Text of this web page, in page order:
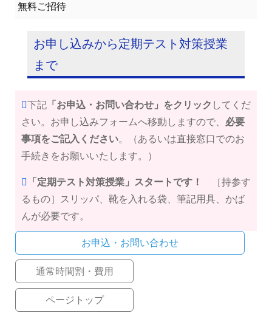
無料ご招待
お申し込みから定期テスト対策授業
まで
下記 「お申込・お問い合わせ」をクリック してくだ
さい。お申し込みフォームへ移動しますので、 必要
事項をご記入ください。（あるいは直接窓口でのお
手続きをお願いいたします。）
「定期テスト対策授業」スタートです！
［持参す
るもの］スリッパ、靴を入れる袋、筆記用具、かば
んが必要です。
お申込・お問い合わせ
通常時間割・費用
ページトップ